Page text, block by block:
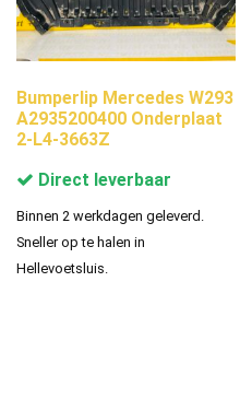
Bumperlip Mercedes W293
A2935200400 Onderplaat
2-L4-3663Z
Direct leverbaar
Binnen 2 werkdagen geleverd.
Sneller op te halen in
Hellevoetsluis.